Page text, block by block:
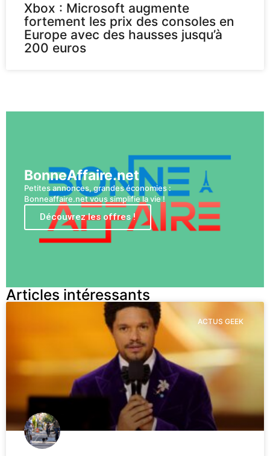
Xbox : Microsoft augmente
fortement les prix des consoles en
Europe avec des hausses jusqu’à
200 euros
BonneAffaire.net
Petites annonces, grandes économies :
Bonneaffaire.net vous simplifie la vie !
Découvrez les offres !
Articles intéressants
ACTUS GEEK